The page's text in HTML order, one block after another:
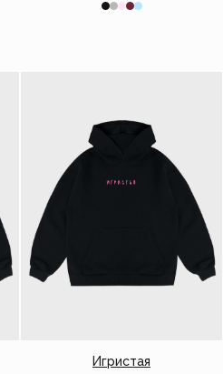
Игристая